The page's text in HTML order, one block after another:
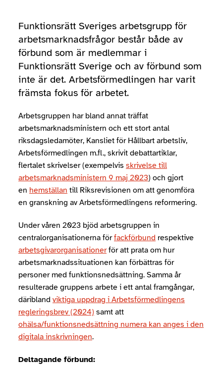
Funktionsrätt Sveriges arbetsgrupp för
arbetsmarknadsfrågor består både av
förbund som är medlemmar i
Funktionsrätt Sverige och av förbund som
inte är det. Arbetsförmedlingen har varit
främsta fokus för arbetet.
Arbetsgruppen har bland annat träffat
arbetsmarknadsministern och ett stort antal
riksdagsledamöter, Kansliet för Hållbart arbetsliv,
Arbetsförmedlingen m.fl., skrivit debattartiklar,
flertalet skrivelser (exempelvis skrivelse till
arbetsmarknadsministern 9 maj 2023) och gjort
en hemställan till Riksrevisionen om att genomföra
en granskning av Arbetsförmedlingens reformering.
Under våren 2023 bjöd arbetsgruppen in
centralorganisationerna förfackförbund respektive
arbetsgivarorganisationerför att prata om hur
arbetsmarknadssituationen kan förbättras för
personer med funktionsnedsättning. Samma år
resulterade gruppens arbete i ett antal framgångar,
däribland viktiga uppdrag i Arbetsförmedlingens
regleringsbrev (2024) samt att
ohälsa/funktionsnedsättning numera kan anges i den
digitala inskrivningen.
Deltagande förbund: